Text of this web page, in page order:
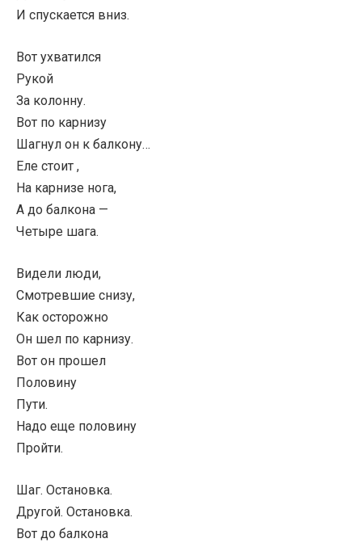
И спускается вниз.
Вот ухватился
Рукой
За колонну.
Вот по карнизу
Шагнул он к балкону…
Еле стоит ,
На карнизе нога,
А до балкона —
Четыре шага.
Видели люди,
Смотревшие снизу,
Как осторожно
Он шел по карнизу.
Вот он прошел
Половину
Пути.
Надо еще половину
Пройти.
Шаг. Остановка.
Другой. Остановка.
Вот до балкона